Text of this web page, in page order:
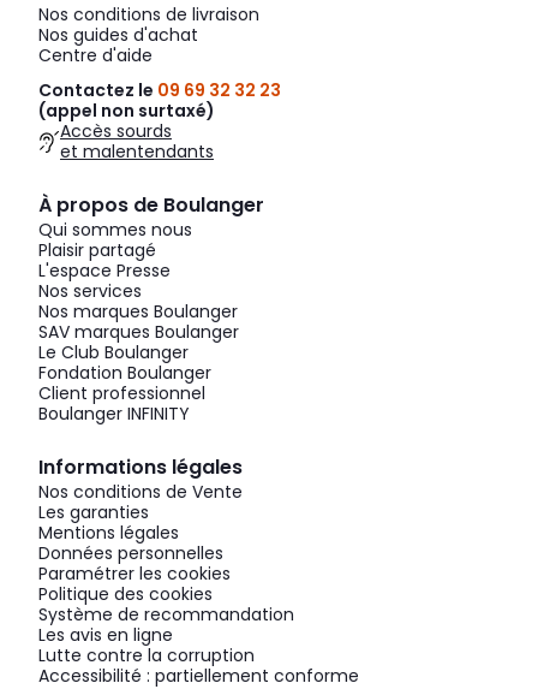
Nos conditions de livraison
Nos guides d'achat
Centre d'aide
Contactez le 09 69 32 32 23
(appel non surtaxé)
Accès sourds
et malentendants
À propos de Boulanger
Qui sommes nous
Plaisir partagé
L'espace Presse
Nos services
Nos marques Boulanger
SAV marques Boulanger
Le Club Boulanger
Fondation Boulanger
Client professionnel
Boulanger INFINITY
Informations légales
Nos conditions de Vente
Les garanties
Mentions légales
Données personnelles
Paramétrer les cookies
Politique des cookies
Système de recommandation
Les avis en ligne
Lutte contre la corruption
Accessibilité : partiellement conforme